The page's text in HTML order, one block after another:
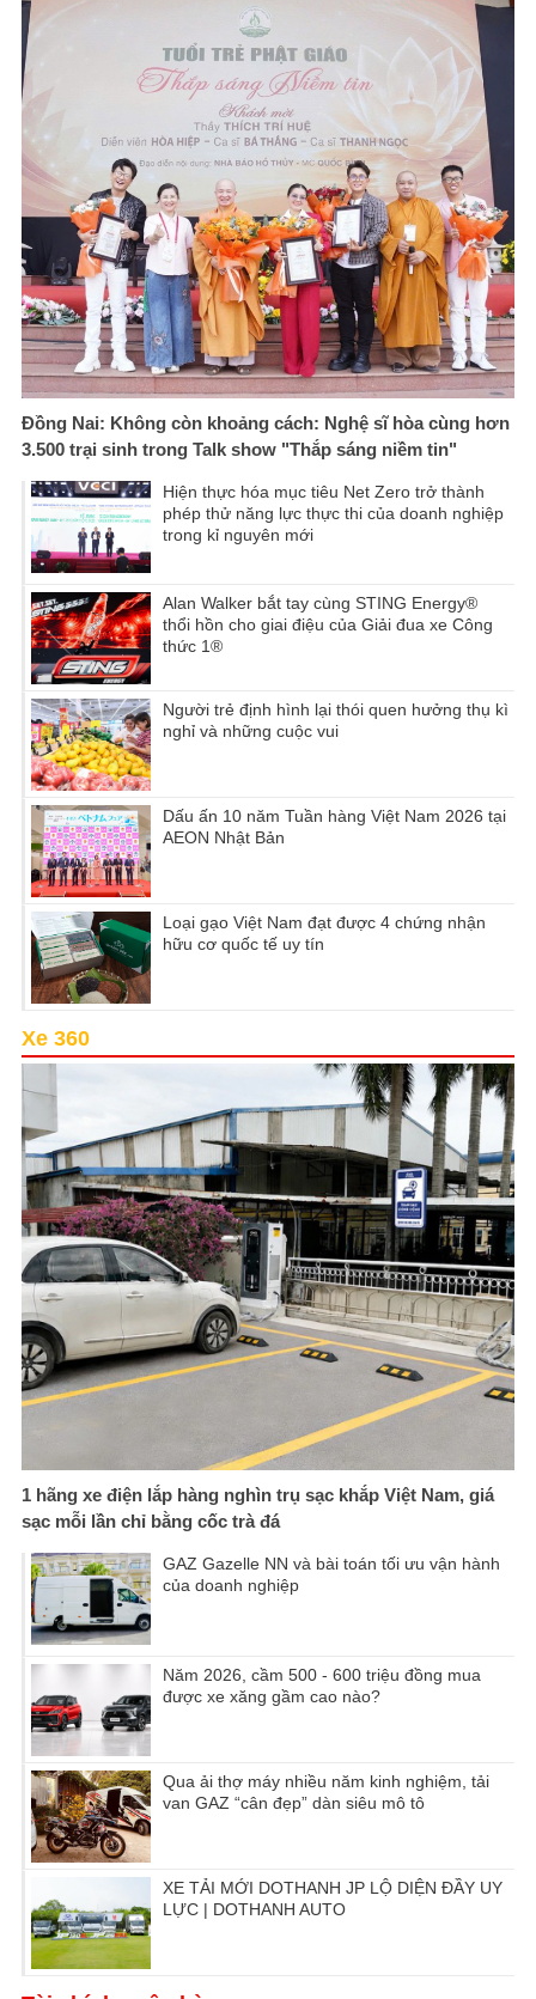
Đồng Nai: Không còn khoảng cách: Nghệ sĩ hòa cùng hơn
3.500 trại sinh trong Talk show "Thắp sáng niềm tin"
Hiện thực hóa mục tiêu Net Zero trở thành
phép thử năng lực thực thi của doanh nghiệp
trong kỉ nguyên mới
Alan Walker bắt tay cùng STING Energy®
thổi hồn cho giai điệu của Giải đua xe Công
thức 1®
Người trẻ định hình lại thói quen hưởng thụ kì
nghỉ và những cuộc vui
Dấu ấn 10 năm Tuần hàng Việt Nam 2026 tại
AEON Nhật Bản
Loại gạo Việt Nam đạt được 4 chứng nhận
hữu cơ quốc tế uy tín
Xe 360
1 hãng xe điện lắp hàng nghìn trụ sạc khắp Việt Nam, giá
sạc mỗi lần chỉ bằng cốc trà đá
GAZ Gazelle NN và bài toán tối ưu vận hành
của doanh nghiệp
Năm 2026, cầm 500 - 600 triệu đồng mua
được xe xăng gầm cao nào?
Qua ải thợ máy nhiều năm kinh nghiệm, tải
van GAZ “cân đẹp” dàn siêu mô tô
XE TẢI MỚI DOTHANH JP LỘ DIỆN ĐẦY UY
LỰC | DOTHANH AUTO